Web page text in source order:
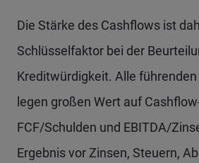
Die Stärke des Cashflows ist
Schlüsselfaktor bei der
Kreditwürdigkeit. Alle
legen großen Wert auf
FCF/Schulden und EBITDA/
Ergebnis vor Zinsen, Steuern,